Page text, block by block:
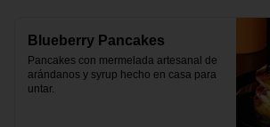
Blueberry Pancakes
Pancakes con mermelada artesanal de
arándanos y syrup hecho en casa para
untar.